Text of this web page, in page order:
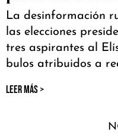
La desinformación
las elecciones
tres aspirantes al
bulos atribuidos a
LEER MÁS >